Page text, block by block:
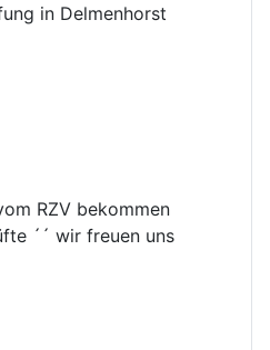
in Delmenhorst
RZV bekommen
´´ wir freuen uns